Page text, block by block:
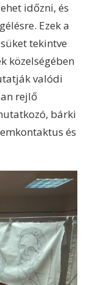
időzni, és
Ezek a
tekintve
közelségében
valódi
rejlő
bárki
és